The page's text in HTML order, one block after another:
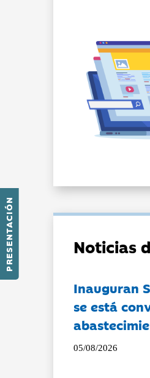
PRESENTACIÓN Noticias
Inauguran
se está
05/08/2026